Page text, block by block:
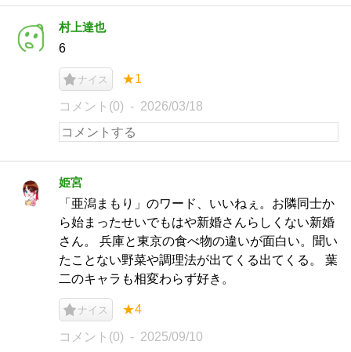
村上達也
6
ナイス ★1
コメント(0) 2026/03/18
姫宮
「亜潟まもり」のワード、いいねぇ。お隣同士か
ら始まったせいでもはや新婚さんらしくない新婚
さん。 兵庫と東京の食べ物の違いが面白い。聞い
たことない野菜や調理法が出てくる出てくる。 葉
二のキャラも相変わらず好き。
ナイス ★4
コメント(0) 2025/09/10